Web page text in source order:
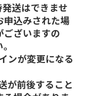
送はできませ
込みされた場
ざいますの
ンが変更になる
が前後すること